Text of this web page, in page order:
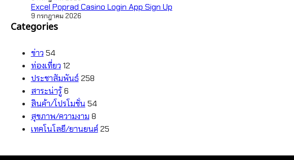
Excel Poprad Casino Login App Sign Up
9 กรกฎาคม 2026
Categories
ข่าว 54
ท่องเที่ยว 12
ประชาสัมพันธ์ 258
สาระน่ารู้ 6
สินค้า/โปรโมชั่น 54
สุขภาพ/ความงาม 8
เทคโนโลยี/ยานยนต์ 25